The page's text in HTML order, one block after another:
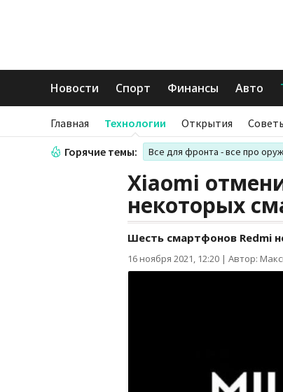
Новости Спорт Финансы Авто
Главная Технологии Открытия
Горячие темы: Все для фронта - все про
Xiaomi
некоторых
Шесть смартфонов Redmi
16 ноября 2021, 12:20 | Автор: